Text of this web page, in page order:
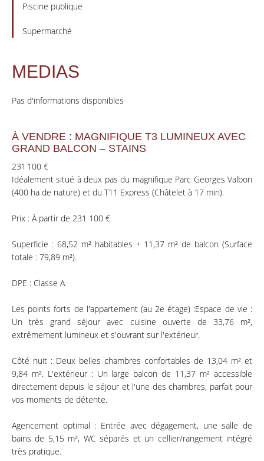
Piscine publique
Supermarché
MEDIAS
Pas d'informations disponibles
À VENDRE : MAGNIFIQUE T3 LUMINEUX AVEC
GRAND BALCON – STAINS
231 100 €
Idéalement situé à deux pas du magnifique Parc Georges Valbon
(400 ha de nature) et du T11 Express (Châtelet à 17 min).
Prix : À partir de 231 100 €
Superficie : 68,52 m² habitables + 11,37 m² de balcon (Surface
totale : 79,89 m²).
DPE : Classe A
Les points forts de l'appartement (au 2e étage) :Espace de vie :
Un très grand séjour avec cuisine ouverte de 33,76 m²,
extrêmement lumineux et s'ouvrant sur l'extérieur.
Côté nuit : Deux belles chambres confortables de 13,04 m² et
9,84 m². L'extérieur : Un large balcon de 11,37 m² accessible
directement depuis le séjour et l'une des chambres, parfait pour
vos moments de détente.
Agencement optimal : Entrée avec dégagement, une salle de
bains de 5,15 m², WC séparés et un cellier/rangement intégré
très pratique.